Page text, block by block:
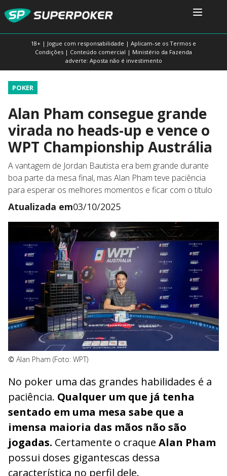
18+ | Jogue com responsabilidade | Aplicam-se os Termos e
Condições | Conteúdo comercial | Ministério da Fazenda
adverte: Aposta não é investimento
POKER
Alan Pham consegue grande
virada no heads-up e vence o
WPT Championship Austrália
A vantagem de Jordan Bautista era bem grande durante
boa parte da mesa final, mas Alan Pham teve paciência
para esperar os melhores momentos e ficar com o título
Atualizada em03/10/2025
© Alan Pham (Foto: WPT)
No poker uma das grandes habilidades é a
paciência. Qualquer um que já tenha
sentado em uma mesa sabe que a
imensa maioria das mãos não são
jogadas. Certamente o craque Alan Pham
possui doses gigantescas dessa
característica no perfil dele.